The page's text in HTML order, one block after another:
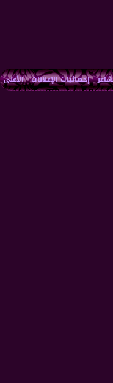
-إحصائيات الإعلانات-الأعلى